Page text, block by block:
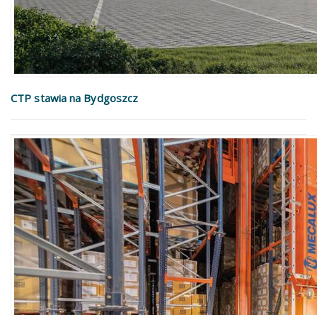
CTP stawia na Bydgoszcz